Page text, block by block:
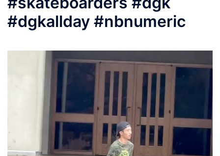
#dgkallday #nbnumeric